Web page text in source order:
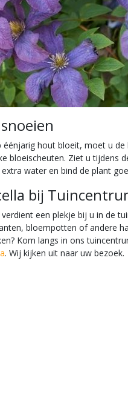
hout bloeit, moet u
bloeischeuten. Ziet u tijdens
water en bind de plant
bij
een plekje bij u in de
bloempotten of andere
Kom langs in ons
. Wij kijken uit naar uw bezoek.